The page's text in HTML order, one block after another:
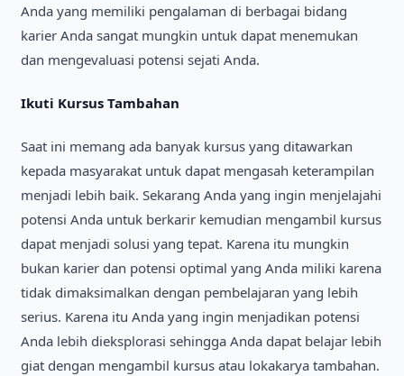
Anda yang memiliki pengalaman di berbagai bidang
karier Anda sangat mungkin untuk dapat menemukan
dan mengevaluasi potensi sejati Anda.
Ikuti Kursus Tambahan
Saat ini memang ada banyak kursus yang ditawarkan
kepada masyarakat untuk dapat mengasah keterampilan
menjadi lebih baik. Sekarang Anda yang ingin menjelajahi
potensi Anda untuk berkarir kemudian mengambil kursus
dapat menjadi solusi yang tepat. Karena itu mungkin
bukan karier dan potensi optimal yang Anda miliki karena
tidak dimaksimalkan dengan pembelajaran yang lebih
serius. Karena itu Anda yang ingin menjadikan potensi
Anda lebih dieksplorasi sehingga Anda dapat belajar lebih
giat dengan mengambil kursus atau lokakarya tambahan.